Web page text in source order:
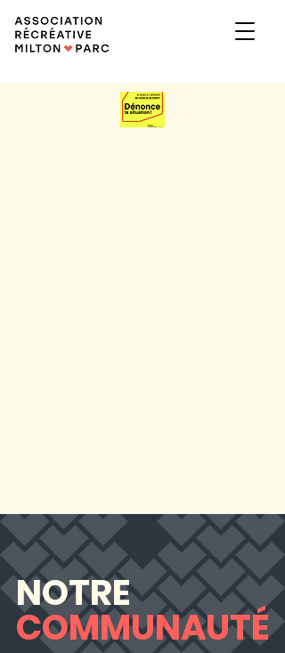
NOTRE
COMMUNAUTÉ